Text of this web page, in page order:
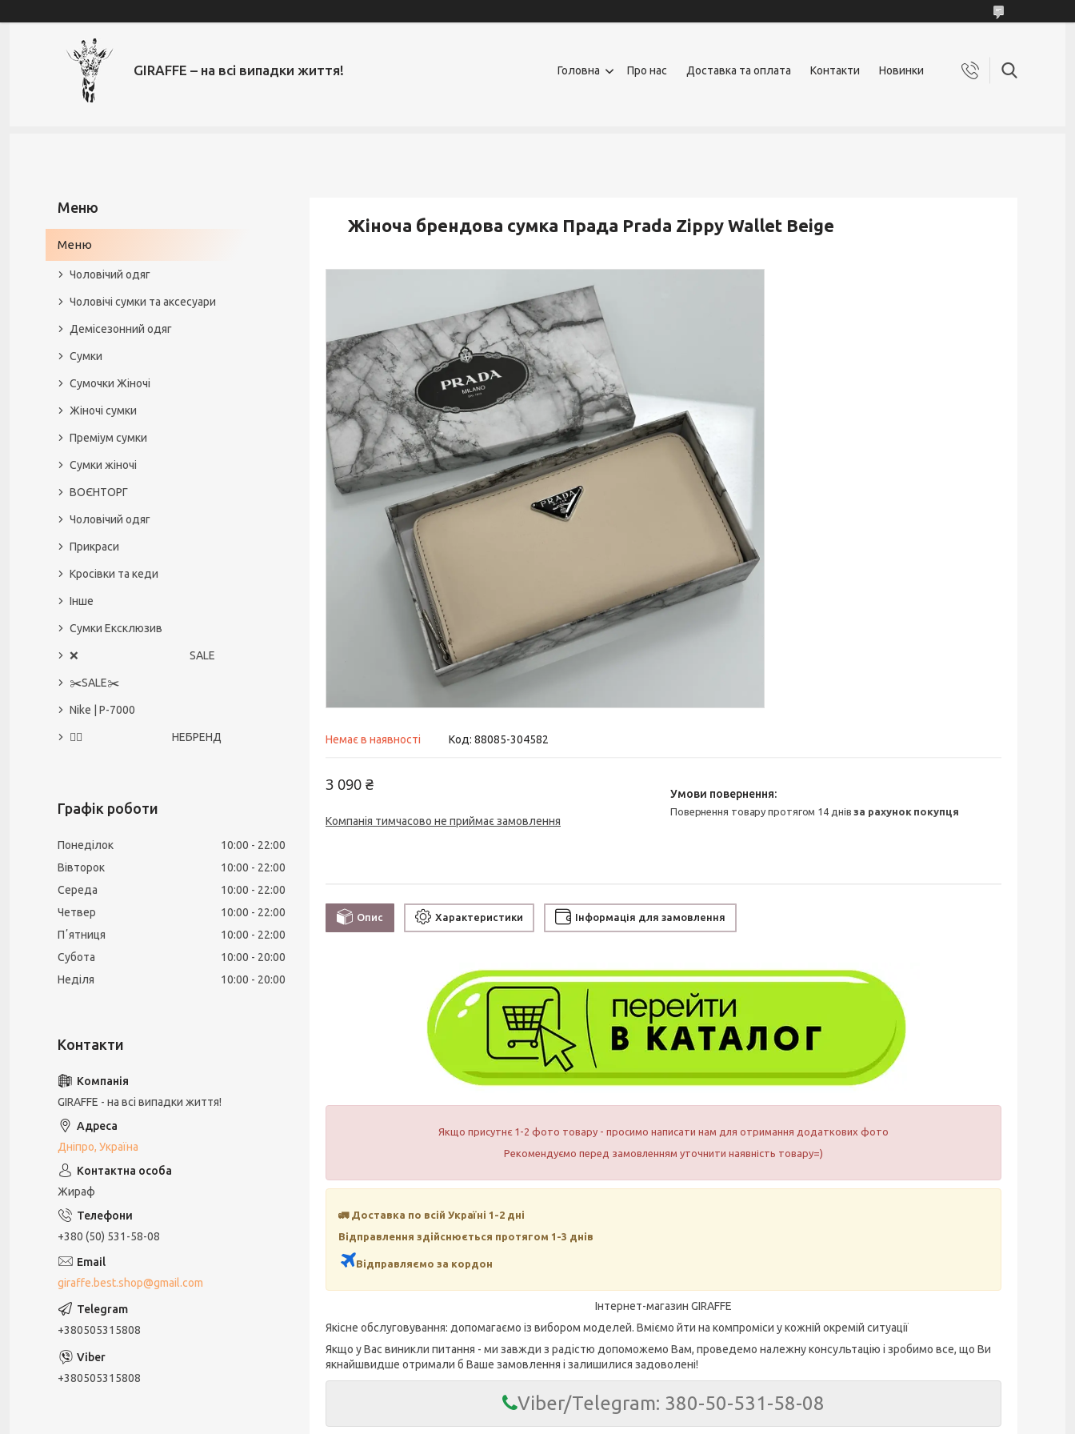
GIRAFFE – на всі випадки життя! Головна Про нас Доставка та оплата Контакти Новинки
Жіноча брендова сумка Прада Prada Zippy Wallet Beige
Немає в наявності Код: 88085-304582
3 090 ₴
Компанія тимчасово не приймає замовлення
повернення товару протягом 14 днівза рахунок покупця
Опис Характеристики Інформація для замовлення
Якщо присутнє 1-2 фото товару - просимо написати нам для отримання додаткових фото
Рекомендуємо перед замовленням уточнити наявність товару=)
🚛 Доставка по всій Україні 1-2 дні
Відправлення здійснюється протягом 1-3 днів
Відправляємо за кордон
Інтернет-магазин GIRAFFE
Якісне обслуговування: допомагаємо із вибором моделей. Вміємо йти на компроміси у кожній окремій ситуації
Якщо у Вас виникли питання - ми завжди з радістю допоможемо Вам, проведемо належну консультацію і зробимо все, що Ви
якнайшвидше отримали б Ваше замовлення і залишилися задоволені!
Viber/Telegram: 380-50-531-58-08
Меню
Чоловічий одяг
Чоловічі сумки та аксесуари
Демісезонний одяг
Сумки
Сумочки Жіночі
Жіночі сумки
Преміум сумки
Сумки жіночі
ВОЄНТОРГ
Чоловічий одяг
Прикраси
Кросівки та кеди
Інше
Сумки Ексклюзив
❌ SALE
✂️SALE✂️
Nike | P-7000
🙅‍♀️ НЕБРЕНД
Графік роботи
Понеділок 10:00
22:00
Вівторок
10:00
22:00
Середа
10:00
22:00
Четвер
10:00
22:00
Пʼятниця
10:00
22:00
Субота
10:00
20:00
Неділя
10:00 20:00
GIRAFFE - на всі випадки життя!
Дніпро, Україна
Жираф
+380 (50) 531-58-08
giraffe.best.shop@gmail.com
+380505315808
+380505315808